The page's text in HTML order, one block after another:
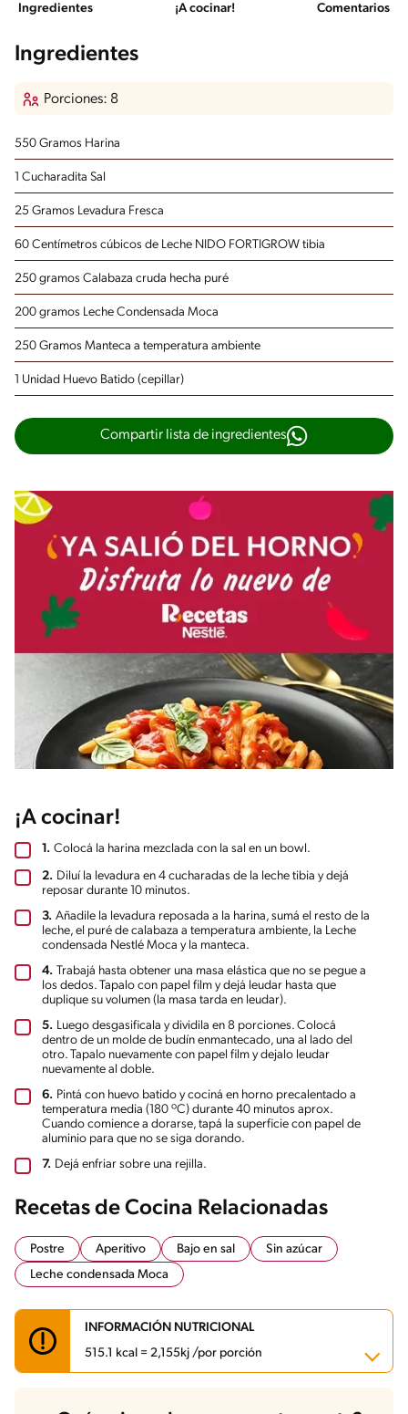
Ingredientes ¡A cocinar! Comentarios
Ingredientes
Porciones: 8
550 Gramos Harina
1 Cucharadita Sal
25 Gramos Levadura Fresca
60 Centímetros cúbicos de Leche NIDO FORTIGROW tibia
250 gramos Calabaza cruda hecha puré
200 gramos Leche Condensada Moca
250 Gramos Manteca a temperatura ambiente
1 Unidad Huevo Batido (cepillar)
Compartir lista de ingredientes
¡A cocinar!
1. Colocá la harina mezclada con la sal en un bowl.
2. Diluí la levadura en 4 cucharadas de la leche tibia y dejá
reposar durante 10 minutos.
3. Añadile la levadura reposada a la harina, sumá el resto de la
leche, el puré de calabaza a temperatura ambiente, la Leche
condensada Nestlé Moca y la manteca.
4. Trabajá hasta obtener una masa elástica que no se pegue a
los dedos. Tapalo con papel film y dejá leudar hasta que
duplique su volumen (la masa tarda en leudar).
5. Luego desgasificala y dividila en 8 porciones. Colocá
dentro de un molde de budín enmantecado, una al lado del
otro. Tapalo nuevamente con papel film y dejalo leudar
nuevamente al doble.
6. Pintá con huevo batido y cociná en horno precalentado a
temperatura media (180 ºC) durante 40 minutos aprox.
Cuando comience a dorarse, tapá la superficie con papel de
aluminio para que no se siga dorando.
7. Dejá enfriar sobre una rejilla.
Recetas de Cocina Relacionadas
Postre Aperitivo Bajo en sal
Sin azúcar
Leche condensada Moca
INFORMACIÓN NUTRICIONAL
515.1 kcal = 2,155kj /por porción